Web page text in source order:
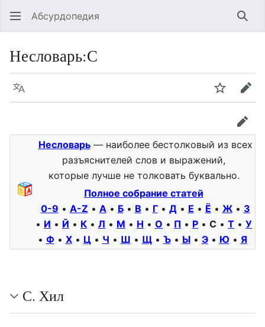
Абсурдопедия
Несловарь:С
Язык
Несловарь— наиболее бестолковый из всех
разъяснителей слов и выражений,
которые лучше не толковать буквально.
Полное собрание статей
0-9 • A-Z • А• Б• В • Г• Д• Е • Ё • Ж• З
• И • Й • К • Л • М • Н • О • П • Р • С • Т • У
• Ф • Х• Ц• Ч • Ш • Щ• Ъ• Ы• Э• Ю • Я
С. Хил